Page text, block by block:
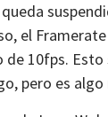
el
de 10fps. Esto
pero es